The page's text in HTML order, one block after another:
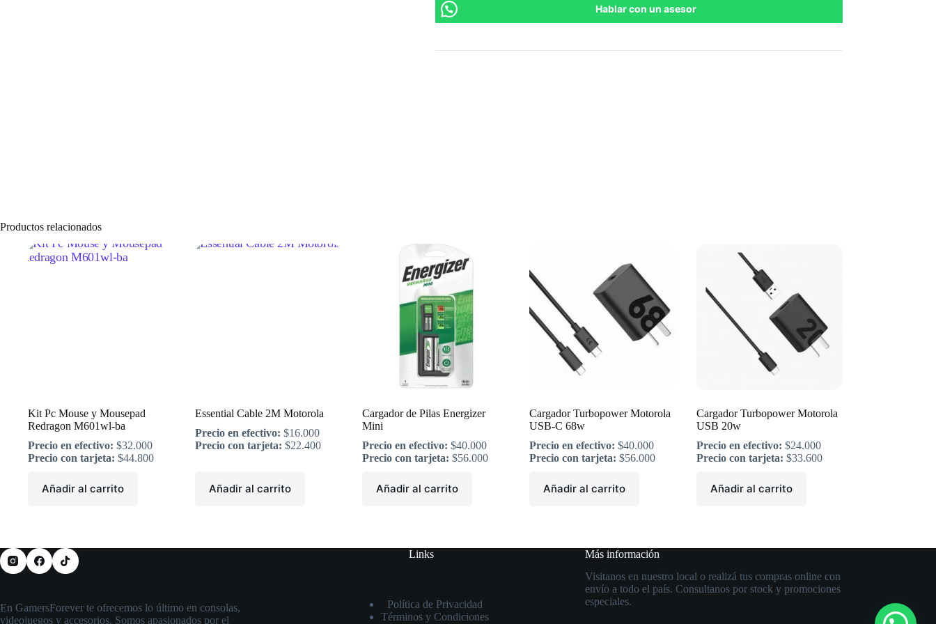
Hablar con un asesor
Productos relacionados
Kit Pc Mouse y Mousepad
Redragon M601wl-ba
Precio en efectivo: $32.000
Precio con tarjeta: $44.800
Añadir al carrito
Essential Cable 2M Motorola
Precio en efectivo: $16.000
Precio con tarjeta: $22.400
Añadir al carrito
Cargador de Pilas Energizer
Mini
Precio en efectivo: $40.000
Precio con tarjeta: $56.000
Añadir al carrito
Cargador Turbopower Motorola
USB-C 68w
Precio en efectivo: $40.000
Precio con tarjeta: $56.000
Añadir al carrito
Cargador Turbopower Motorola
USB 20w
Precio en efectivo: $24.000
Precio con tarjeta: $33.600
Añadir al carrito
En GamersForever te ofrecemos lo último en consolas,
videojuegos y accesorios. Somos apasionados por el
Links
Política de Privacidad
Términos y Condiciones
Más información
Visitanos en nuestro local o realizá tus compras online con
envío a todo el país. Consultanos por stock y promociones
especiales.